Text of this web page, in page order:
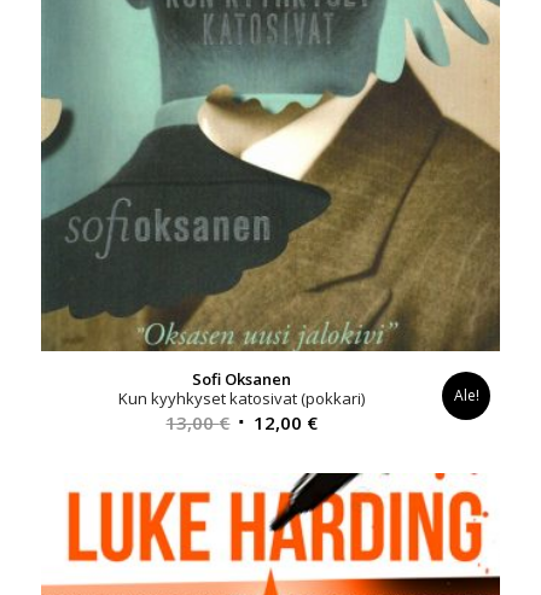
Sofi Oksanen
Kun kyyhkyset katosivat (pokkari)
13,00€ Alkuperäinen
oli:
13,00 €.
12,00 €Nykyinen
on:
12,00 €.
Ale!